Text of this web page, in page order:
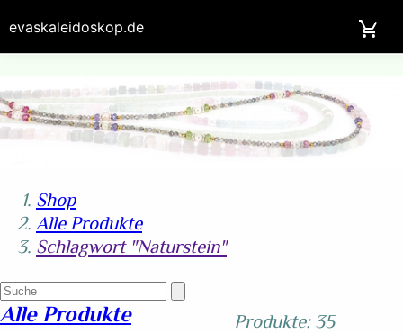
Shop
Alle Produkte
Schlagwort "Naturstein"
Alle Produkte
Produkte: 35
evaskaleidoskop.de